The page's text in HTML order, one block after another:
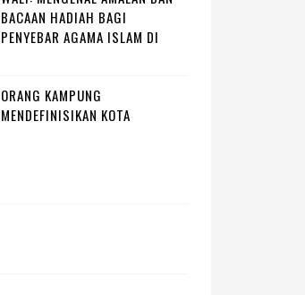
BACAAN HADIAH BAGI
PENYEBAR AGAMA ISLAM DI
ORANG KAMPUNG
MENDEFINISIKAN KOTA